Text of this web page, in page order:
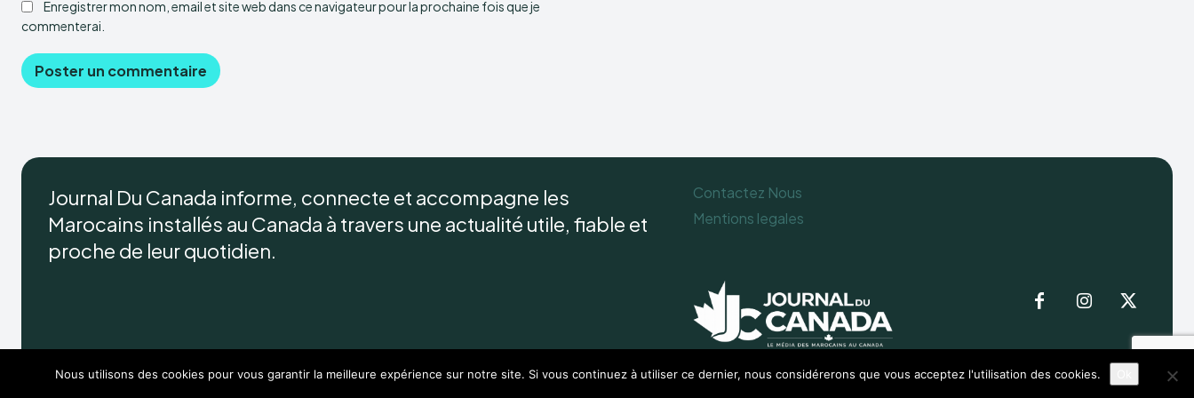
Enregistrer mon nom, email et site web dans ce navigateur pour la prochaine fois que je
commenterai.
Journal Du Canada informe, connecte et accompagne les
Marocains installés au Canada à travers une actualité utile, fiable et
proche de leur quotidien.
Contactez Nous
Mentions legales
Nous utilisons des cookies pour vous garantir la meilleure expérience sur notre site. Si vous continuez à utiliser ce dernier, nous considérerons que vous acceptez l'utilisation des cookies.